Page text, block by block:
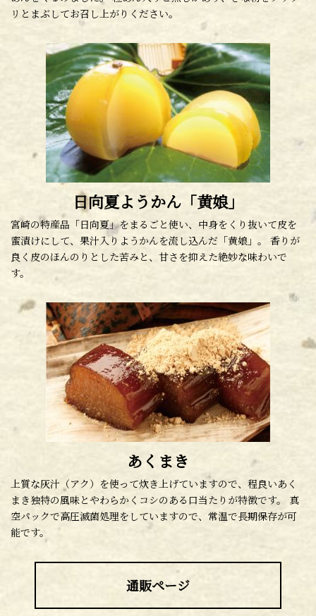
リとまぶしてお召し上がりください。
日向夏ようかん「黄娘」
宮崎の特産品「日向夏」をまるごと使い、中身をくり抜いて皮を
蜜漬けにして、果汁入りようかんを流し込んだ「黄娘」。 香りが
良く皮のほんのりとした苦みと、甘さを抑えた絶妙な味わいで
す。
あくまき
上質な灰汁（アク）を使って炊き上げていますので、程良いあく
まき独特の風味とやわらかくコシのある口当たりが特徴です。 真
空パックで高圧滅菌処理をしていますので、常温で長期保存が可
能です。
通販ページ